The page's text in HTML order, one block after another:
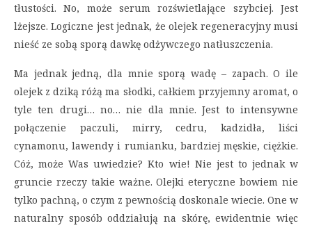
tłustości. No, może serum rozświetlające szybciej. Jest
lżejsze. Logiczne jest jednak, że olejek regeneracyjny musi
nieść ze sobą sporą dawkę odżywczego natłuszczenia.
Ma jednak jedną, dla mnie sporą wadę – zapach. O ile
olejek z dziką różą ma słodki, całkiem przyjemny aromat, o
tyle ten drugi… no… nie dla mnie. Jest to intensywne
połączenie paczuli, mirry, cedru, kadzidła, liści
cynamonu, lawendy i rumianku, bardziej męskie, ciężkie.
Cóż, może Was uwiedzie? Kto wie! Nie jest to jednak w
gruncie rzeczy takie ważne. Olejki eteryczne bowiem nie
tylko pachną, o czym z pewnością doskonale wiecie. One w
naturalny sposób oddziałują na skórę, ewidentnie więc